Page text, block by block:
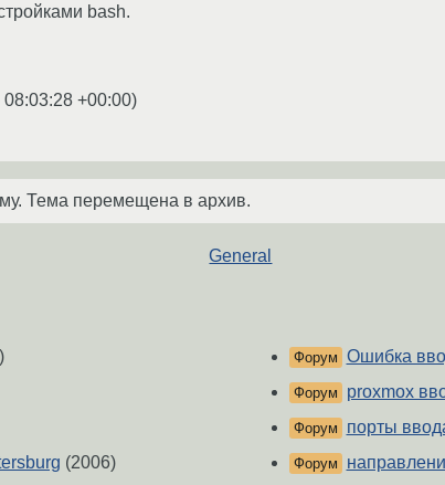
bash.
+00:00)
Тема перемещена в архив.
General
(2006)
Форум Ошибка
Форум proxmox
Форум порты
Форум